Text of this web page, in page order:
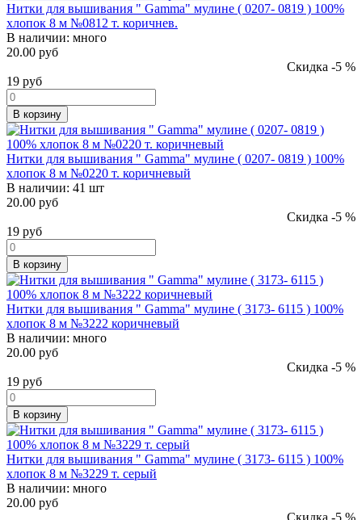
Нитки для вышивания " Gamma" мулине ( 0207- 0819 ) 100%
хлопок 8 м №0812 т. коричнев.
В наличии: много
20.00 руб
Скидка -5 %
19 руб
В корзину
Нитки для вышивания " Gamma" мулине ( 0207- 0819 ) 100%
хлопок 8 м №0220 т. коричневый
В наличии: 41 шт
20.00 руб
Скидка -5 %
19 руб
В корзину
Нитки для вышивания " Gamma" мулине ( 3173- 6115 ) 100%
хлопок 8 м №3222 коричневый
В наличии: много
20.00 руб
Скидка -5 %
19 руб
В корзину
Нитки для вышивания " Gamma" мулине ( 3173- 6115 ) 100%
хлопок 8 м №3229 т. серый
В наличии: много
20.00 руб
Скидка -5 %